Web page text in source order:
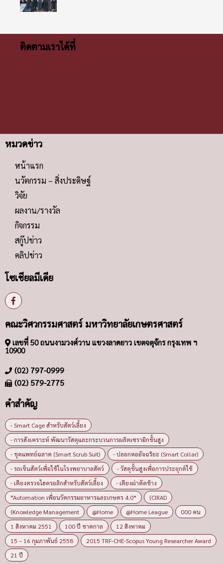
ติดตามเราได้ที่
หมวดข่าว
หน้าแรก
นวัตกรรม – สิ่งประดิษฐ์
วิจัย
ผลงาน/รางวัล
กิจกรรม
สกู๊ปข่าว
คลิปข่าว
โซเชียลมีเดีย
คณะวิศวกรรมศาสตร์ มหาวิทยาลัยเกษตรศาสตร์
เลขที่ 50 ถนนงามวงศ์วาน แขวงลาดยาว เขตจตุจักร กรุงเทพ ฯ
10900
(02) 797-0999
(02) 579-2775
คำสำคัญ
- Smart Cage สำหรับสัตว์เลี้ยง
- การสังเคราะห์ พัฒนาวัสดุและกระบวนการผลิตเซรามิกขั้นสูง
- ชุดแพทย์ฉลาด (Smart Scrub Suit)
- ปลอกคออัจฉริยะ (Smart Collar)
- รถเข็นสัตว์เพื่อใช้ในโรงพยาบาลสัตว์
- วัสดุขั้นสูงเพื่อการประยุกต์ใช้
- เตียงตรวจไฮดรอลิกสำหรับสัตว์เลี้ยง
- เตียงผ่าตัดช้าง
“Automation เพื่อนวัตกรรมอาหารและเกษตร 4.0”
(CIRAD
(Knowledge Management
@Home @Home League
000 คน
1 สิงหาคม 2551
100 ปี ชาตกาล
12 สิงหาคม
15 – 16 กุมภาพันธ์ 2558
2015 TRF-CHE-Scopus Young Researcher Award
21 ปี